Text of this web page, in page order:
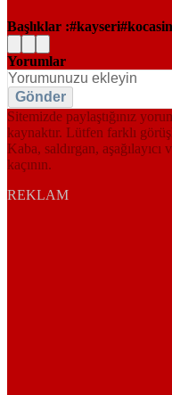
Başlıklar : kayseri
Yorumlar
Gönder
Sitemizde paylaştığınız
kaynaktır. Lütfen farklı
Kaba, saldırgan,
kaçının.
REKLAM